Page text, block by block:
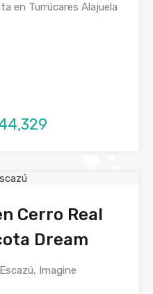
en Turrúcares Alajuela
Cerro Real
Dream
Imagine